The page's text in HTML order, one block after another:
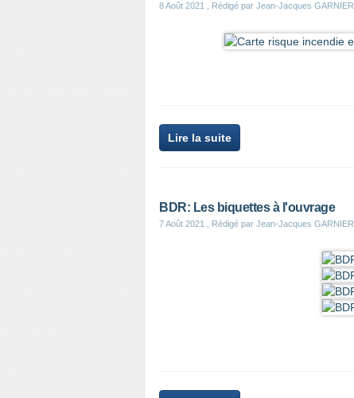
8 Août 2021 , Rédigé par Jean-Jacques GARNIER
Lire la suite
BDR: Les biquettes à l'ouvrage
7 Août 2021 , Rédigé par Jean-Jacques GARNIER